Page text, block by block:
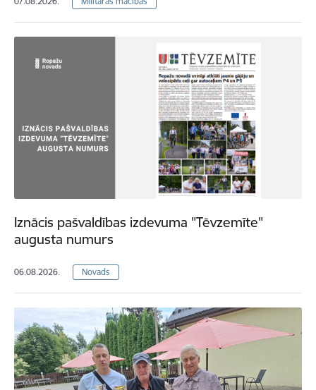
Iznācis pašvaldības izdevuma "Tēvzemīte"
augusta numurs
06.08.2026. Novads